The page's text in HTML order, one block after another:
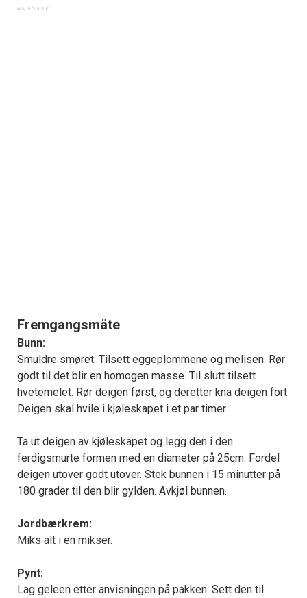
Fremgangsmåte
Bunn:
Smuldre smøret. Tilsett eggeplommene og melisen. Rør
godt til det blir en homogen masse. Til slutt tilsett
hvetemelet. Rør deigen først, og deretter kna deigen fort.
Deigen skal hvile i kjøleskapet i et par timer.
Ta ut deigen av kjøleskapet og legg den i den
ferdigsmurte formen med en diameter på 25cm. Fordel
deigen utover godt utover. Stek bunnen i 15 minutter på
180 grader til den blir gylden. Avkjøl bunnen.
Jordbærkrem:
Miks alt i en mikser.
Pynt:
Lag geleen etter anvisningen på pakken. Sett den til